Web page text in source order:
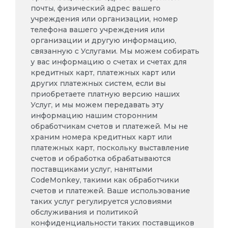
почты, физический адрес вашего
учреждения или организации, номер
телефона вашего учреждения или
организации и другую информацию,
связанную с Услугами. Мы можем собирать
у вас информацию о счетах и счетах для
кредитных карт, платежных карт или
других платежных систем, если вы
приобретаете платную версию наших
Услуг, и мы можем передавать эту
информацию нашим сторонним
обработчикам счетов и платежей. Мы не
храним номера кредитных карт или
платежных карт, поскольку выставление
счетов и обработка обрабатываются
поставщиками услуг, нанятыми
CodeMonkey, такими как обработчики
счетов и платежей. Ваше использование
таких услуг регулируется условиями
обслуживания и политикой
конфиденциальности таких поставщиков